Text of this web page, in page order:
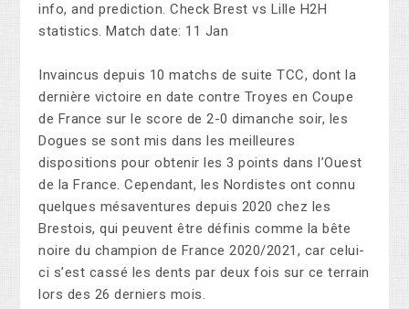
info, and prediction. Check Brest vs Lille H2H
statistics. Match date: 11 Jan
Invaincus depuis 10 matchs de suite TCC, dont la
dernière victoire en date contre Troyes en Coupe
de France sur le score de 2-0 dimanche soir, les
Dogues se sont mis dans les meilleures
dispositions pour obtenir les 3 points dans l’Ouest
de la France. Cependant, les Nordistes ont connu
quelques mésaventures depuis 2020 chez les
Brestois, qui peuvent être définis comme la bête
noire du champion de France 2020/2021, car celui-
ci s’est cassé les dents par deux fois sur ce terrain
lors des 26 derniers mois.